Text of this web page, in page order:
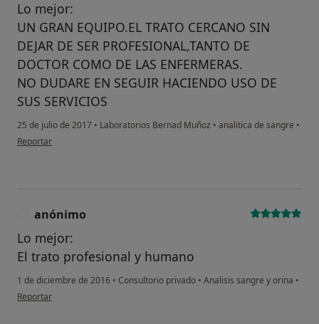
Lo mejor:
UN GRAN EQUIPO.EL TRATO CERCANO SIN
DEJAR DE SER PROFESIONAL,TANTO DE
DOCTOR COMO DE LAS ENFERMERAS.
NO DUDARE EN SEGUIR HACIENDO USO DE
SUS SERVICIOS
25 de julio de 2017 • Laboratorios Bernad Muñoz • analitica de sangre •
en opinión del usuario paciente
Reportar
anónimo
Lo mejor:
El trato profesional y humano
1 de diciembre de 2016 • Consultorio privado • Analisis sangre y orina •
en opinión del usuario anónimo
Reportar